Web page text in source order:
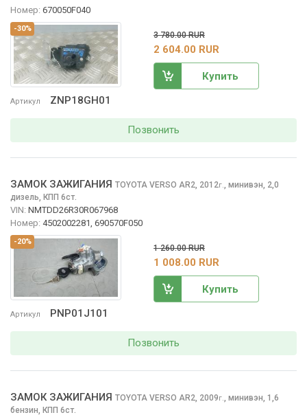
-30%
Артикул ZNP18GH01
Номер: 670050F040
3 780.00 RUR
2 604.00 RUR
Купить
Позвонить
-20%
Артикул PNP01J101
ЗАМОК ЗАЖИГАНИЯ TOYOTA VERSO AR2, 2012г., минивэн, 2,0
дизель, КПП 6ст.
VIN: NMTDD26R30R067968
Номер: 4502002281, 690570F050
1 260.00 RUR
1 008.00 RUR
Купить
Позвонить
ЗАМОК ЗАЖИГАНИЯ TOYOTA VERSO AR2, 2009г., минивэн, 1,6
бензин, КПП 6ст.